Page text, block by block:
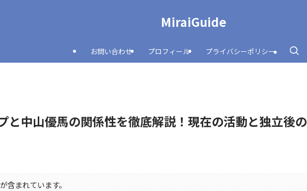
MiraiGuide
お問い合わせ プロフィール プライバシーポリシー
と中山優馬の関係性を徹底解説！現在の活動と独立後の
含まれています。